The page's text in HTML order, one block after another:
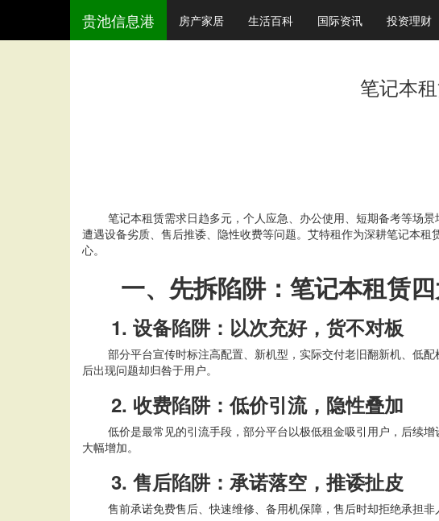
贵池信息港 房产家居 生活百科 国际资讯 投资理财
笔记本
笔记本租赁需求日趋多元，个人应急、办公使用、短期备考等场
遭遇设备劣质、售后推诿、隐性收费等问题。艾特租作为深耕笔记本
心。
一、先拆陷阱：笔记本租赁
1. 设备陷阱：以次充好，货不对板
部分平台宣传时标注高配置、新机型，实际交付老旧翻新机、低
后出现问题却归咎于用户。
2. 收费陷阱：低价引流，隐性叠加
低价是最常见的引流手段，部分平台以极低租金吸引用户，后续
大幅增加。
3. 售后陷阱：承诺落空，推诿扯皮
售前承诺免费售后、快速维修、备用机保障，售后时却拒绝承担